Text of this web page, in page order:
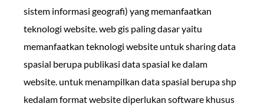
sistem informasi geografi) yang memanfaatkan
teknologi website. web gis paling dasar yaitu
memanfaatkan teknologi website untuk sharing data
spasial berupa publikasi data spasial ke dalam
website. untuk menampilkan data spasial berupa shp
kedalam format website diperlukan software khusus